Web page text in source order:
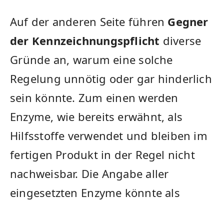
Auf der ‍anderen Seite führen Gegner
der Kennzeichnungspflicht diverse
⁣Gründe⁤ an, warum eine solche
Regelung unnötig​ oder gar hinderlich
sein könnte. Zum⁤ einen werden
Enzyme, wie‌ bereits erwähnt, als
‌Hilfsstoffe verwendet und bleiben im
⁢fertigen Produkt in ​der Regel nicht
nachweisbar. Die​ Angabe aller
eingesetzten ⁢Enzyme könnte als​